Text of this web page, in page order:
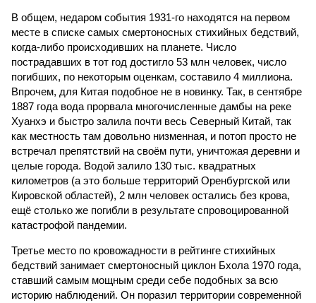
В общем, недаром события 1931-го находятся на первом
месте в списке самых смертоносных стихийных бедствий,
когда-либо происходивших на планете. Число
пострадавших в тот год достигло 53 млн человек, число
погибших, по некоторым оценкам, составило 4 миллиона.
Впрочем, для Китая подобное не в новинку. Так, в сентябре
1887 года вода прорвала многочисленные дамбы на реке
Хуанхэ и быстро залила почти весь Северный Китай, так
как местность там довольно низменная, и потоп просто не
встречал препятствий на своём пути, уничтожая деревни и
целые города. Водой залило 130 тыс. квадратных
километров (а это больше территорий Оренбургской или
Кировской областей), 2 млн человек остались без крова,
ещё столько же погибли в результате спровоцированной
катастрофой пандемии.
Третье место по кровожадности в рейтинге стихийных
бедствий занимает смертоносный циклон Бхола 1970 года,
ставший самым мощным среди себе подобных за всю
историю наблюдений. Он поразил территории современной